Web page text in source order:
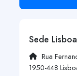
Sede Lisboa
Rua
1950-448